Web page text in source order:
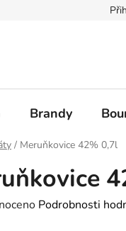
Brandy
/ Meruňkovice 42% 0,7l
Podrobnosti